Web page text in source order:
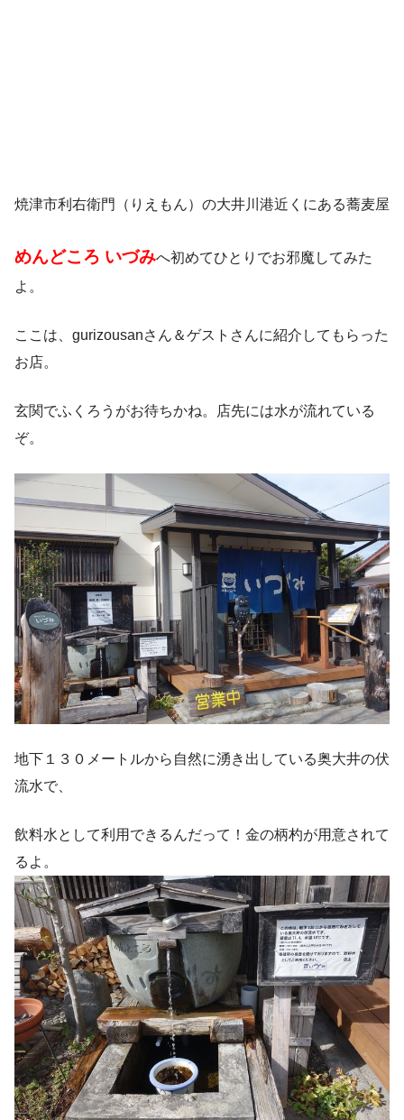
焼津市利右衛門（りえもん）の大井川港近くにある蕎麦屋
めんどころ いづみへ初めてひとりでお邪魔してみた
よ。
ここは、gurizousanさん＆ゲストさんに紹介してもらった
お店。
玄関でふくろうがお待ちかね。店先には水が流れている
ぞ。
地下１３０メートルから自然に湧き出している奥大井の伏
流水で、
飲料水として利用できるんだって！金の柄杓が用意されて
るよ。